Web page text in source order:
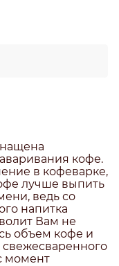
кофе.
в кофеварке,
лучше выпить
ведь со
напитка
Вам не
объем кофе и
момент